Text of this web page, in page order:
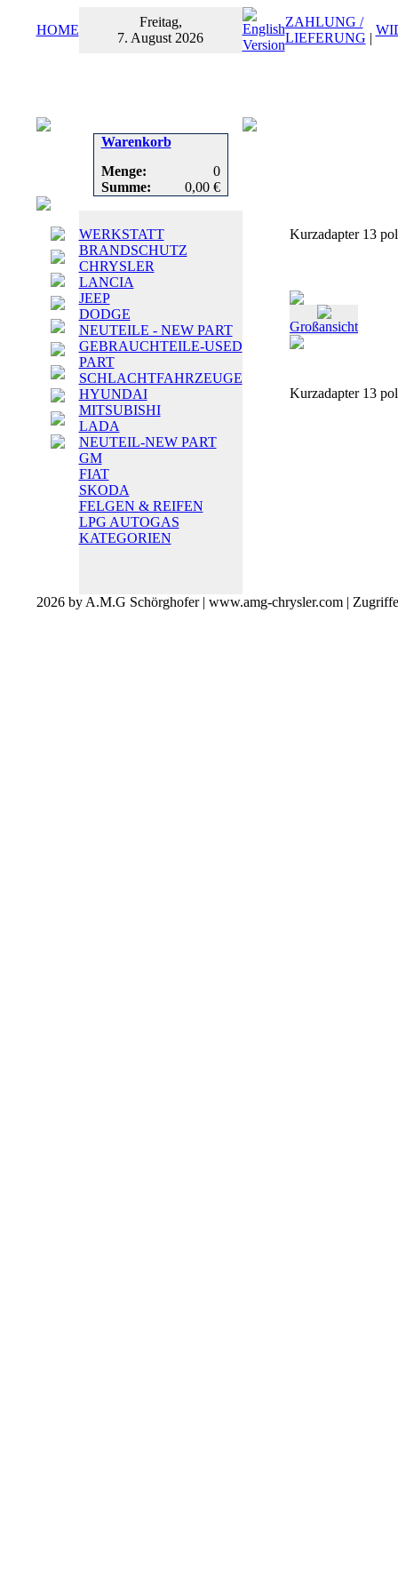
HOME
Freitag,
7. August 2026
ZAHLUNG /
LIEFERUNG |
Warenkorb
Menge:
0
Summe:
0,00 €
WERKSTATT
BRANDSCHUTZ
CHRYSLER
LANCIA
JEEP
DODGE
NEUTEILE - NEW PART
GEBRAUCHTEILE-USED
PART
SCHLACHTFAHRZEUGE
HYUNDAI
MITSUBISHI
LADA
NEUTEIL-NEW PART
GM
FIAT
SKODA
FELGEN & REIFEN
LPG AUTOGAS
KATEGORIEN
Kurzadapter 13
Großansicht
Kurzadapter 13
2026 by A.M.G Schörghofer | www.amg-chrysler.com |